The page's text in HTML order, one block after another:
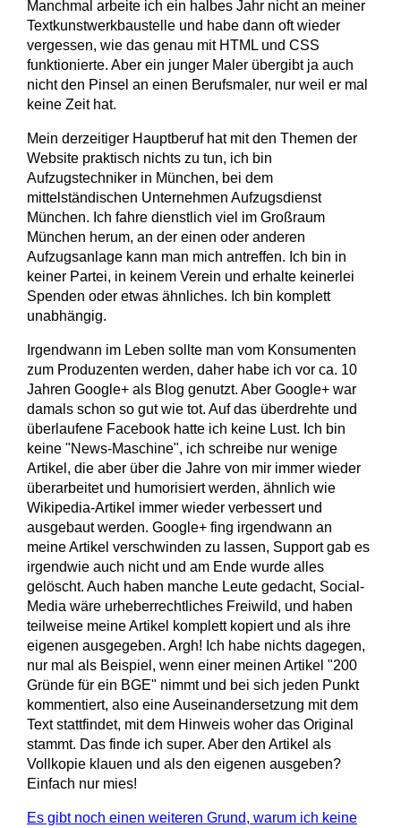
Manchmal arbeite ich ein halbes Jahr nicht an meiner
Textkunstwerkbaustelle und habe dann oft wieder
vergessen, wie das genau mit HTML und CSS
funktionierte. Aber ein junger Maler übergibt ja auch
nicht den Pinsel an einen Berufsmaler, nur weil er mal
keine Zeit hat.
Mein derzeitiger Hauptberuf hat mit den Themen der
Website praktisch nichts zu tun, ich bin
Aufzugstechniker in München, bei dem
mittelständischen Unternehmen Aufzugsdienst
München. Ich fahre dienstlich viel im Großraum
München herum, an der einen oder anderen
Aufzugsanlage kann man mich antreffen. Ich bin in
keiner Partei, in keinem Verein und erhalte keinerlei
Spenden oder etwas ähnliches. Ich bin komplett
unabhängig.
Irgendwann im Leben sollte man vom Konsumenten
zum Produzenten werden, daher habe ich vor ca. 10
Jahren Google+ als Blog genutzt. Aber Google+ war
damals schon so gut wie tot. Auf das überdrehte und
überlaufene Facebook hatte ich keine Lust. Ich bin
keine "News-Maschine", ich schreibe nur wenige
Artikel, die aber über die Jahre von mir immer wieder
überarbeitet und humorisiert werden, ähnlich wie
Wikipedia-Artikel immer wieder verbessert und
ausgebaut werden. Google+ fing irgendwann an
meine Artikel verschwinden zu lassen, Support gab es
irgendwie auch nicht und am Ende wurde alles
gelöscht. Auch haben manche Leute gedacht, Social-
Media wäre urheberrechtliches Freiwild, und haben
teilweise meine Artikel komplett kopiert und als ihre
eigenen ausgegeben. Argh! Ich habe nichts dagegen,
nur mal als Beispiel, wenn einer meinen Artikel "200
Gründe für ein BGE" nimmt und bei sich jeden Punkt
kommentiert, also eine Auseinandersetzung mit dem
Text stattfindet, mit dem Hinweis woher das Original
stammt. Das finde ich super. Aber den Artikel als
Vollkopie klauen und als den eigenen ausgeben?
Einfach nur mies!
Es gibt noch einen weiteren Grund, warum ich keine